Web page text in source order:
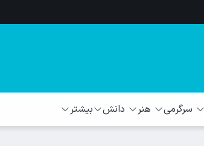
سرگرمی هنر دانش بیشتر